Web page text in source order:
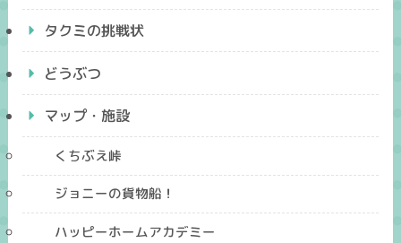
タクミの挑戦状
どうぶつ
マップ・施設
くちぶえ峠
ジョニーの貨物船！
ハッピーホームアカデミー